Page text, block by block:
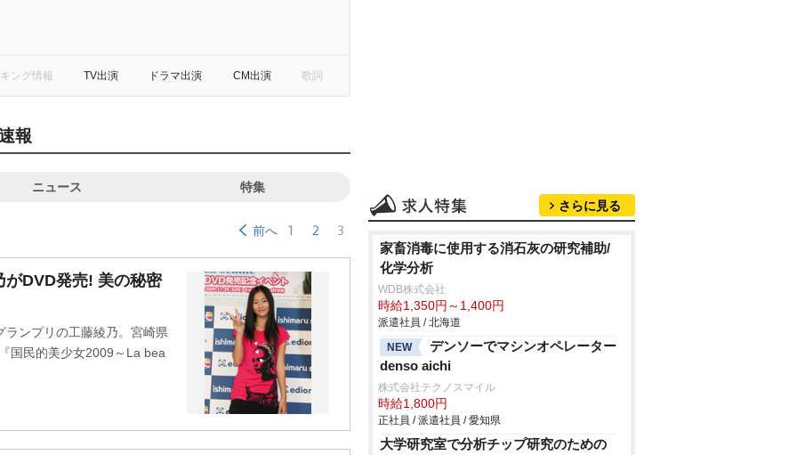
ング情報 TV出演 ドラマ出演 CM出演 歌詞
報
ニュース 特集
前へ 1 2 3
がDVD発売! 美の秘密
ンプリの工藤綾乃。宮崎県
国民的美少女2009～La bea
さらに見る
家畜消毒に使用する消石灰の研究補助/
化学分析
WDB株式会社
時給1,350円～1,400円
派遣社員 / 北海道
NEW
デンソーでマシンオペレーター
denso aichi
株式会社テクノスマイル
時給1,800円
正社員 / 派遣社員 / 愛知県
大学研究室で分析チップ研究のための